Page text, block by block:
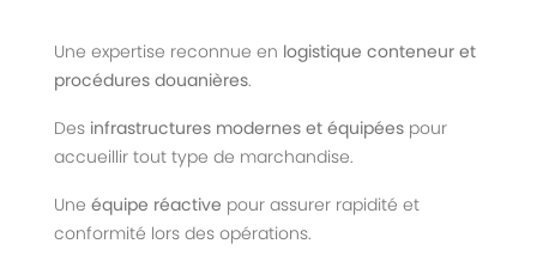
Une expertise reconnue en logistique conteneur et
procédures douanières.
Des infrastructures modernes et équipées pour
accueillir tout type de marchandise.
Une équipe réactive pour assurer rapidité et
conformité lors des opérations.